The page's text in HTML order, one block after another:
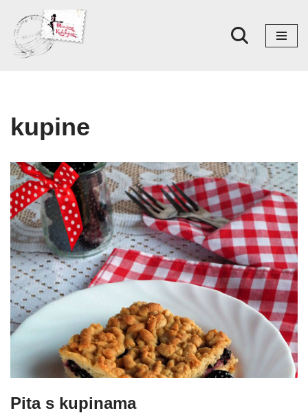
Skoči
na
kupine
Pita s kupinama